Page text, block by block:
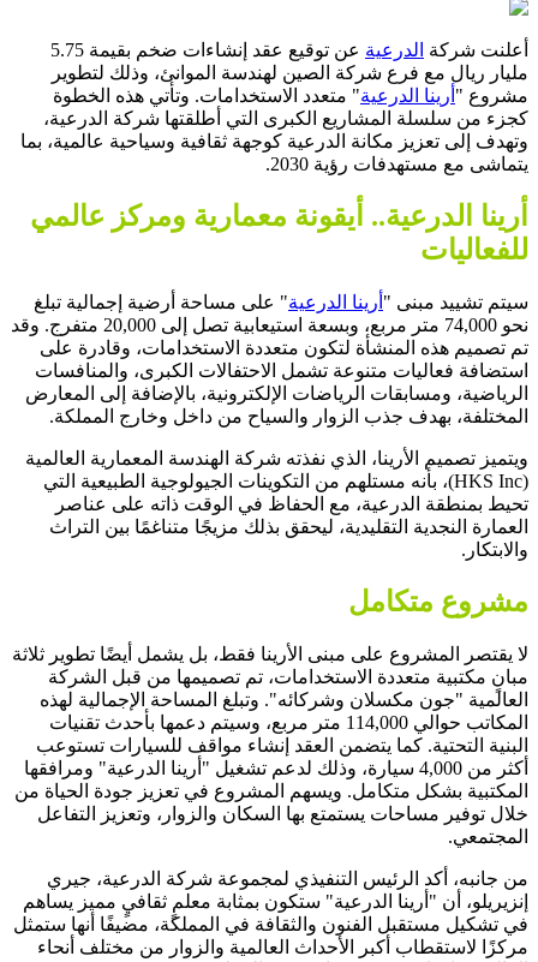
أعلنت شركة الدرعية
عن توقيع عقد إنشاءات ضخم بقيمة 5.75
مليار ريال مع فرع شركة الصين لهندسة الموانئ، وذلك لتطوير
مشروع "أرينا الدرعية" متعدد الاستخدامات. وتأتي هذه الخطوة
كجزء من سلسلة المشاريع الكبرى التي أطلقتها شركة الدرعية،
وتهدف إلى تعزيز مكانة الدرعية كوجهة ثقافية وسياحية عالمية، بما
يتماشى مع مستهدفات رؤية 2030.
أرينا الدرعية.. أيقونة معمارية ومركز عالمي
للفعاليات
سيتم تشييد مبنى "أرينا الدرعية" على مساحة أرضية إجمالية تبلغ
نحو 74,000 متر مربع، وبسعة استيعابية تصل إلى 20,000 متفرج. وقد
تم تصميم هذه المنشأة لتكون متعددة الاستخدامات، وقادرة على
استضافة فعاليات متنوعة تشمل الاحتفالات الكبرى، والمنافسات
الرياضية، ومسابقات الرياضات الإلكترونية، بالإضافة إلى المعارض
المختلفة، بهدف جذب الزوار والسياح من داخل وخارج المملكة.
ويتميز تصميم الأرينا، الذي نفذته شركة الهندسة المعمارية العالمية
(HKS Inc)، بأنه مستلهم من التكوينات الجيولوجية الطبيعية التي
تحيط بمنطقة الدرعية، مع الحفاظ في الوقت ذاته على عناصر
العمارة النجدية التقليدية، ليحقق بذلك مزيجًا متناغمًا بين التراث
والابتكار.
مشروع متكامل
لا يقتصر المشروع على مبنى الأرينا فقط، بل يشمل أيضًا تطوير ثلاثة
مبانٍ مكتبية متعددة الاستخدامات، تم تصميمها من قبل الشركة
العالمية "جون مكسلان وشركائه". وتبلغ المساحة الإجمالية لهذه
المكاتب حوالي 114,000 متر مربع، وسيتم دعمها بأحدث تقنيات
البنية التحتية. كما يتضمن العقد إنشاء مواقف للسيارات تستوعب
أكثر من 4,000 سيارة، وذلك لدعم تشغيل "أرينا الدرعية" ومرافقها
المكتبية بشكل متكامل. ويسهم المشروع في تعزيز جودة الحياة من
خلال توفير مساحات يستمتع بها السكان والزوار، وتعزيز التفاعل
المجتمعي.
من جانبه، أكد الرئيس التنفيذي لمجموعة شركة الدرعية، جيري
إنزيريلو، أن "أرينا الدرعية" ستكون بمثابة معلمٍ ثقافيٍ مميز يساهم
في تشكيل مستقبل الفنون والثقافة في المملكة، مضيفًا أنها ستمثل
مركزًا لاستقطاب أكبر الأحداث العالمية والزوار من مختلف أنحاء